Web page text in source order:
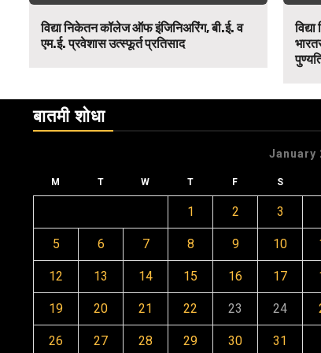
विद्या निकेतन कॉलेज ऑफ इंजिनिअरिंग, बी.ई. व
एम.ई. प्रवेशास उत्स्फूर्त प्रतिसाद
बातमी शोधा
January
M T W T F S
1 2 3
5 6 7 8 9 10
12 13 14 15 16 17
19 20 21 22 23 24
26 27 28 29 30 31